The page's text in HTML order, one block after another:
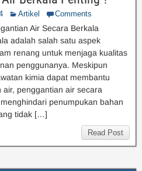
Artikel Comments
Air Secara Berkala
adalah salah satu aspek
renang untuk menjaga kualitas
penggunanya. Meskipun
kimia dapat membantu
penggantian air secara
penumpukan bahan
tidak […]
Read Post